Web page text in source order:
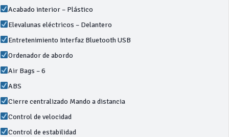
Acabado interior – Plástico
Elevalunas eléctricos – Delantero
Entretenimiento Interfaz Bluetooth USB
Ordenador de abordo
Air Bags – 6
ABS
Cierre centralizado Mando a distancia
Control de velocidad
Control de estabilidad